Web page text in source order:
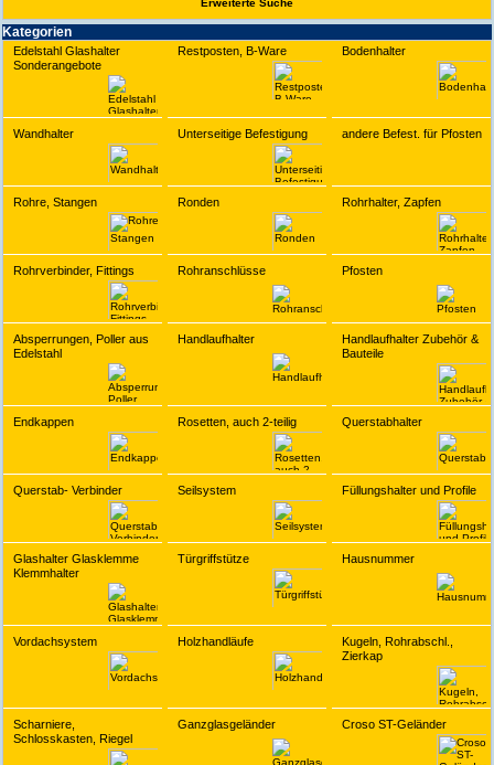
Erwei­terte Suche
Kate­gorien
Edelstahl Glashalter
Sonderangebote
Restposten, B-Ware Bodenhalter
Wandhalter Unterseitige Befestigung andere Befest. für Pfosten
Rohre, Stangen Ronden Rohrhalter, Zapfen
Rohrverbinder, Fittings Rohranschlüsse Pfosten
Absperrungen, Poller aus
Edelstahl
Handlaufhalter
Handlaufhalter Zubehör &
Bauteile
Endkappen Rosetten, auch 2-teilig Querstabhalter
Querstab- Verbinder Seilsystem Füllungshalter und Profile
Glashalter Glasklemme
Klemmhalter
Türgriffstütze Hausnummer
Vordachsystem Holzhandläufe
Kugeln, Rohrabschl.,
Zierkap
Scharniere,
Schlosskasten, Riegel
Ganzglasgeländer Croso ST-Geländer